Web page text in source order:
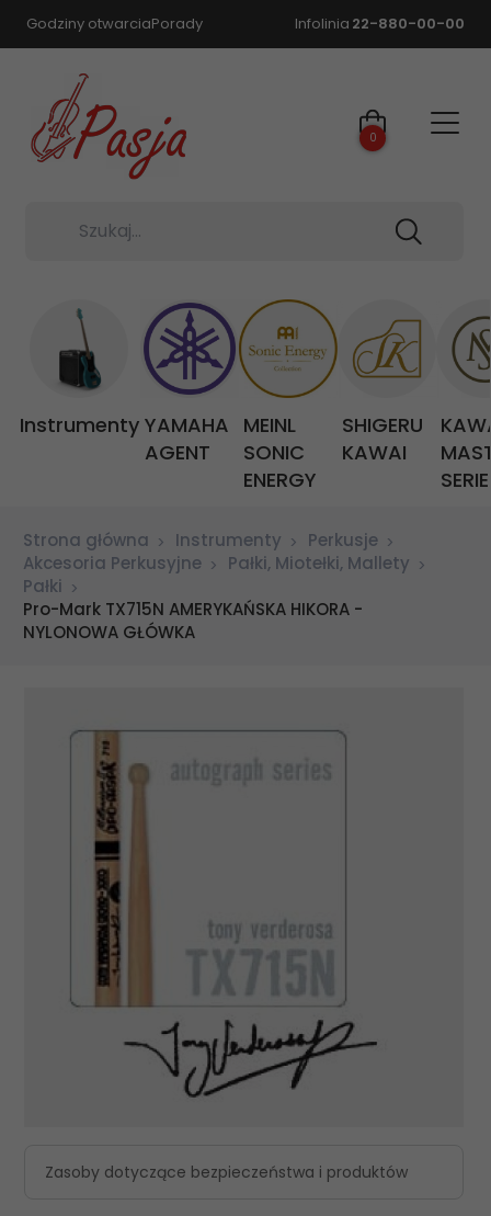
Godziny otwarciaPorady Infolinia 22-880-00-00
Szukaj...
0
Instrumenty YAMAHA
AGENT
MEINL
SONIC
ENERGY
SHIGERU
KAWAI
Strona główna Instrumenty
Perkusje
Akcesoria Perkusyjne
Pałki, Miotełki, Mallety
Pałki
Pro-Mark TX715N AMERYKAŃSKA HIKORA -
NYLONOWA GŁÓWKA
Zasoby dotyczące bezpieczeństwa i produktów